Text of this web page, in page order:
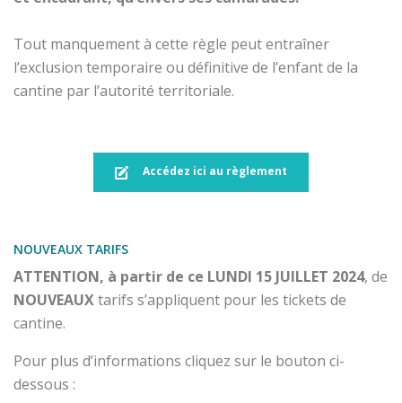
Tout manquement à cette règle peut entraîner
l’exclusion temporaire ou définitive de l’enfant de la
cantine par l’autorité territoriale.
Accédez ici au règlement
NOUVEAUX TARIFS
ATTENTION, à partir de ce LUNDI 15 JUILLET 2024, de
NOUVEAUXtarifs s’appliquent pour les tickets de
cantine.
Pour plus d’informations cliquez sur le bouton ci-
dessous :